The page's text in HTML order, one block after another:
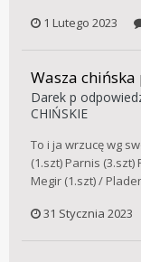
1 Lutego 2023
Wasza
Darek p
CHIŃSKIE
To i ja wrzucę wg
(1.szt) Parnis (3.szt)
Megir (1.szt) /
31 Stycznia 2023